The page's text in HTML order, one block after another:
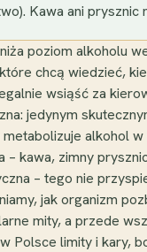
Kawa ani prysznic
poziom alkoholu
chcą wiedzieć,
wsiąść za
jedynym
alkohol w
– kawa, zimny
– tego nie
jak organizm
mity, a przede
Polsce limity i kary,